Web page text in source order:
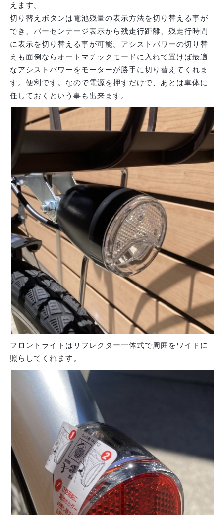
えます。
切り替えボタンは電池残量の表示方法を切り替える事が
でき、パーセンテージ表示から残走行距離、残走行時間
に表示を切り替える事が可能。アシストパワーの切り替
えも面倒ならオートマチックモードに入れて置けば最適
なアシストパワーをモーターが勝手に切り替えてくれま
す。便利です。なので電源を押すだけで、あとは車体に
任しておくという事も出来ます。
フロントライトはリフレクター一体式で周囲をワイドに
照らしてくれます。